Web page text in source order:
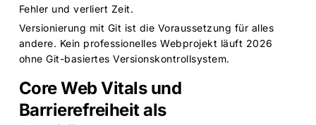
Fehler und verliert Zeit.
Versionierung mit Git ist die Voraussetzung für alles
andere. Kein professionelles Webprojekt läuft 2026
ohne Git-basiertes Versionskontrollsystem.
Core Web Vitals und
Barrierefreiheit als